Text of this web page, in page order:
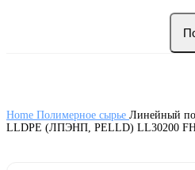
Home Полимерное сырье Линейный
LLDPE (ЛПЭНП, PELLD) LL30200 FH